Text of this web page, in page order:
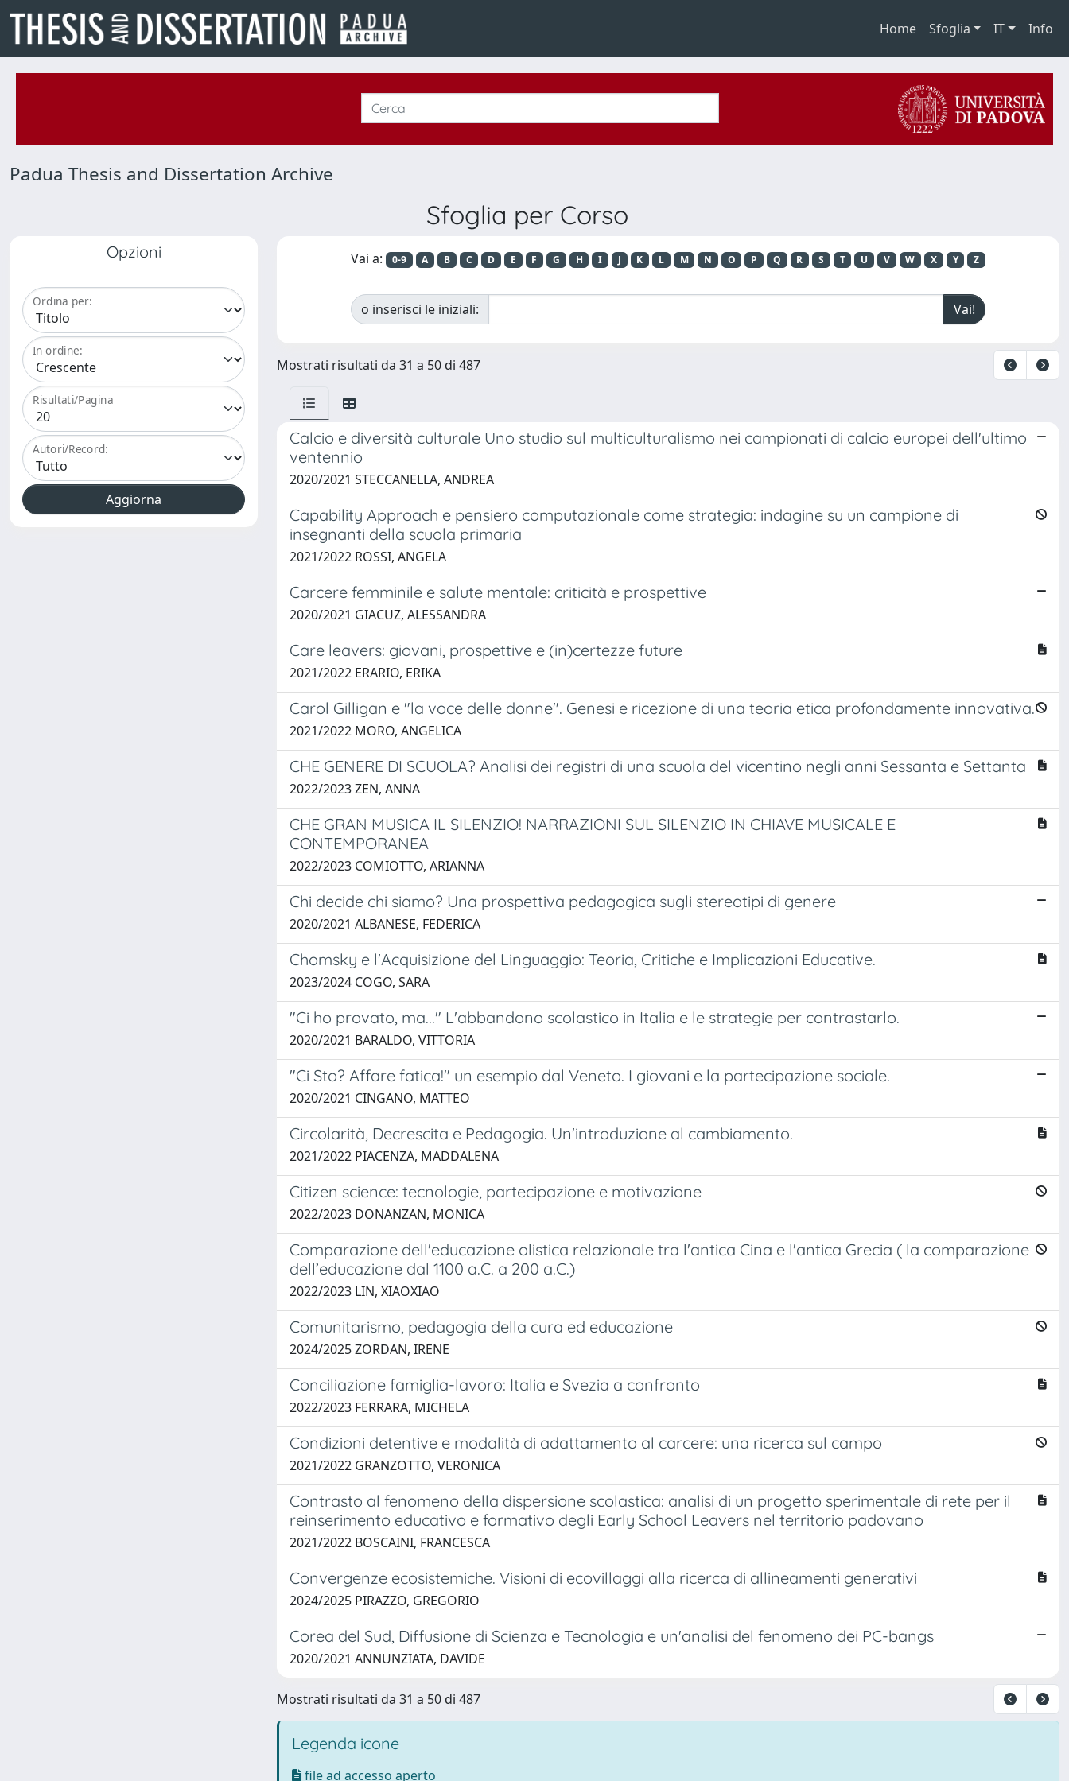
Home Sfoglia IT Info
Padua Thesis and Dissertation Archive
Sfoglia per Corso
Opzioni
Ordina per:
In ordine:
Risultati/Pagina
Autori/Record:
Vai a: 0-9 A B C D E F G H I J K L M N O P Q R S T U V W X Y Z
o inserisci le iniziali:
Mostrati risultati da 31 a 50 di 487
Calcio e diversità culturale Uno studio sul multiculturalismo nei campionati di calcio europei dell'ultimo
ventennio
2020/2021 STECCANELLA, ANDREA
Capability Approach e pensiero computazionale come strategia: indagine su un campione di
insegnanti della scuola primaria
2021/2022 ROSSI, ANGELA
Carcere femminile e salute mentale: criticità e prospettive
2020/2021 GIACUZ, ALESSANDRA
Care leavers: giovani, prospettive e (in)certezze future
2021/2022 ERARIO, ERIKA
Carol Gilligan e "la voce delle donne". Genesi e ricezione di una teoria etica profondamente innovativa.
2021/2022 MORO, ANGELICA
CHE GENERE DI SCUOLA? Analisi dei registri di una scuola del vicentino negli anni Sessanta e Settanta
2022/2023 ZEN, ANNA
CHE GRAN MUSICA IL SILENZIO! NARRAZIONI SUL SILENZIO IN CHIAVE MUSICALE E
CONTEMPORANEA
2022/2023 COMIOTTO, ARIANNA
Chi decide chi siamo? Una prospettiva pedagogica sugli stereotipi di genere
2020/2021 ALBANESE, FEDERICA
Chomsky e l'Acquisizione del Linguaggio: Teoria, Critiche e Implicazioni Educative.
2023/2024 COGO, SARA
"Ci ho provato, ma..." L'abbandono scolastico in Italia e le strategie per contrastarlo.
2020/2021 BARALDO, VITTORIA
"Ci Sto? Affare fatica!" un esempio dal Veneto. I giovani e la partecipazione sociale.
2020/2021 CINGANO, MATTEO
Circolarità, Decrescita e Pedagogia. Un'introduzione al cambiamento.
2021/2022 PIACENZA, MADDALENA
Citizen science: tecnologie, partecipazione e motivazione
2022/2023 DONANZAN, MONICA
Comparazione dell'educazione olistica relazionale tra l'antica Cina e l'antica Grecia ( la comparazione
dell’educazione dal 1100 a.C. a 200 a.C.)
2022/2023 LIN, XIAOXIAO
Comunitarismo, pedagogia della cura ed educazione
2024/2025 ZORDAN, IRENE
Conciliazione famiglia-lavoro: Italia e Svezia a confronto
2022/2023 FERRARA, MICHELA
Condizioni detentive e modalità di adattamento al carcere: una ricerca sul campo
2021/2022 GRANZOTTO, VERONICA
Contrasto al fenomeno della dispersione scolastica: analisi di un progetto sperimentale di rete per il
reinserimento educativo e formativo degli Early School Leavers nel territorio padovano
2021/2022 BOSCAINI, FRANCESCA
Convergenze ecosistemiche. Visioni di ecovillaggi alla ricerca di allineamenti generativi
2024/2025 PIRAZZO, GREGORIO
Corea del Sud, Diffusione di Scienza e Tecnologia e un'analisi del fenomeno dei PC-bangs
2020/2021 ANNUNZIATA, DAVIDE
Mostrati risultati da 31 a 50 di 487
Legenda icone
file ad accesso aperto